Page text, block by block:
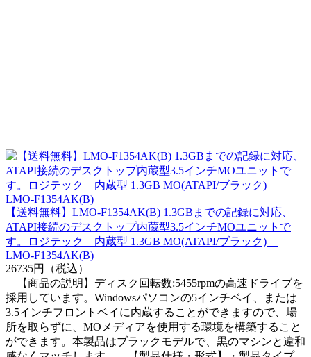
【送料無料】LMO-F1354AK(B) 1.3GBまでの記録に対応、
ATAPI接続のデスクトップ内蔵型3.5インチMOユニットで
す。ロジテック 内蔵型 1.3GB MO(ATAPI/ブラック)
LMO-F1354AK(B)
26735円（税込）
【商品の説明】ディスク回転数:5455rpmの高速ドライブを
採用しています。Windowsパソコンの5インチベイ、または
3.5インチフロントベイに内蔵することができますので、場
所を取らずに、MOメディアを使用する環境を構築すること
ができます。本製品はブラックモデルで、黒のマシンと違和